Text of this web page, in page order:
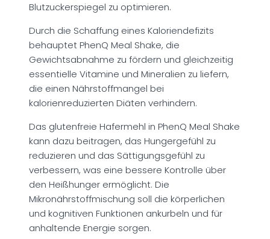
Blutzuckerspiegel zu optimieren.
Durch die Schaffung eines Kaloriendefizits
behauptet PhenQ Meal Shake, die
Gewichtsabnahme zu fördern und gleichzeitig
essentielle Vitamine und Mineralien zu liefern,
die einen Nährstoffmangel bei
kalorienreduzierten Diäten verhindern.
Das glutenfreie Hafermehl in PhenQ Meal Shake
kann dazu beitragen, das Hungergefühl zu
reduzieren und das Sättigungsgefühl zu
verbessern, was eine bessere Kontrolle über
den Heißhunger ermöglicht. Die
Mikronährstoffmischung soll die körperlichen
und kognitiven Funktionen ankurbeln und für
anhaltende Energie sorgen.